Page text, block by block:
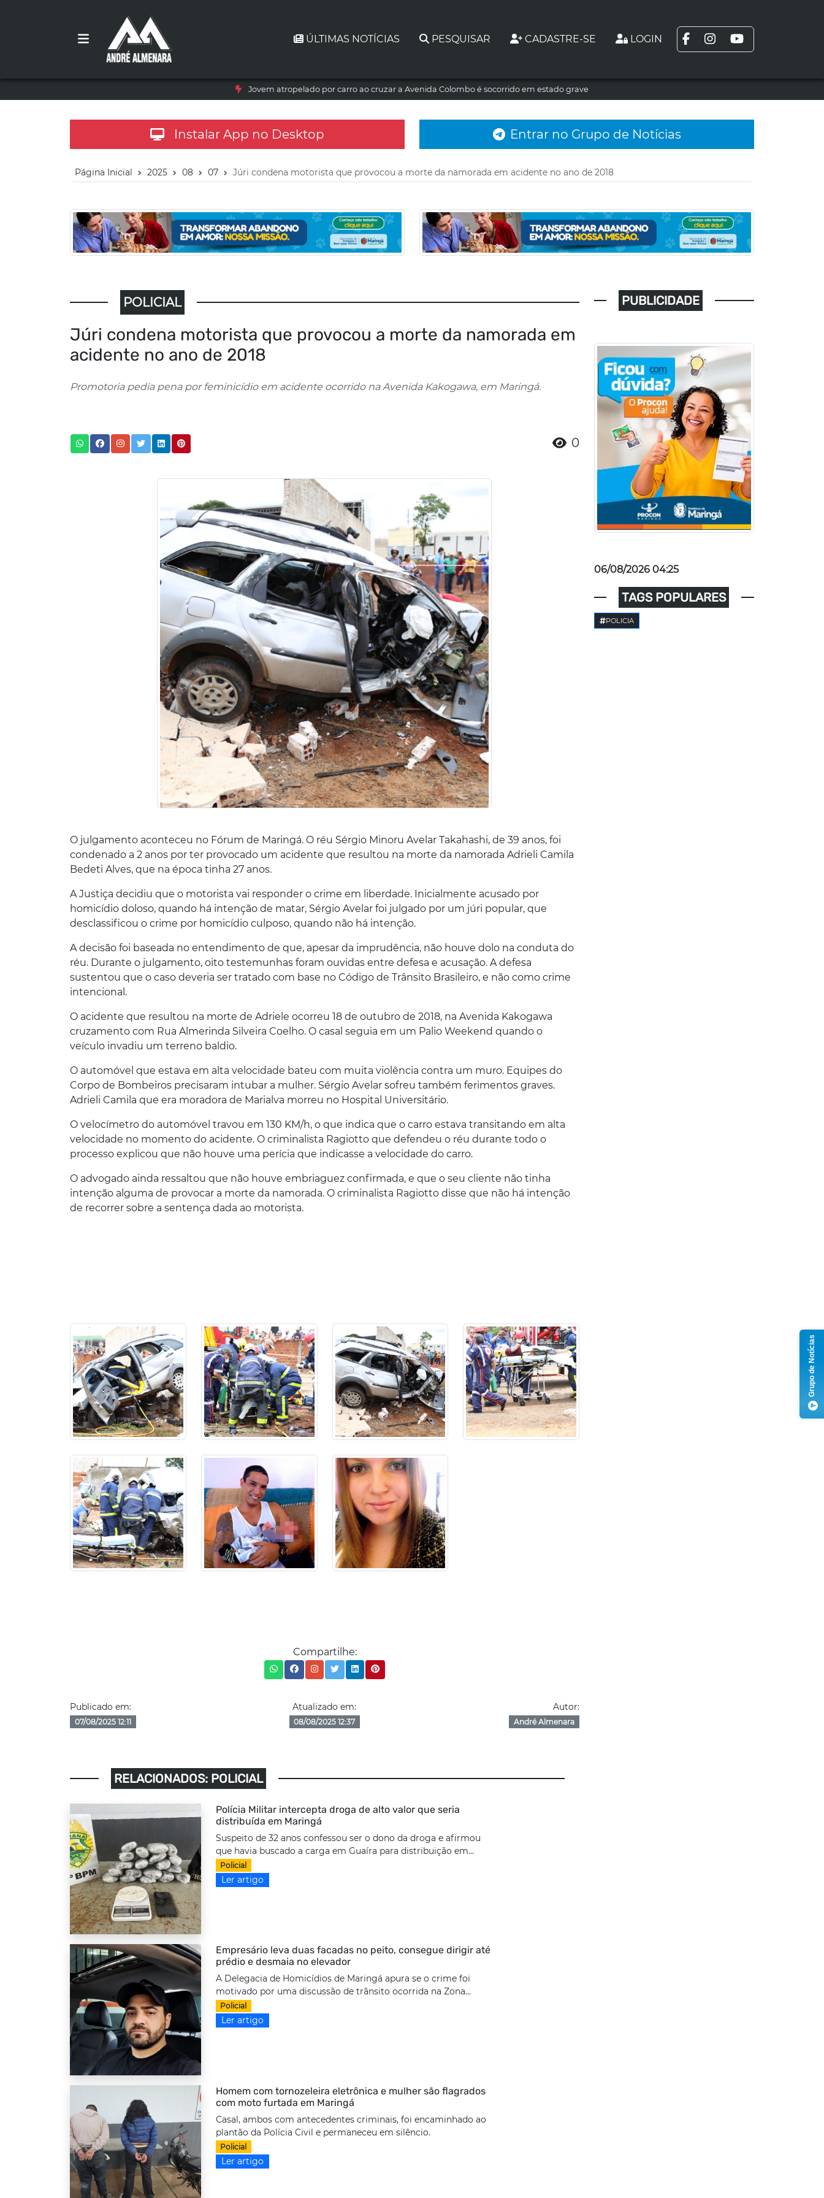
ÚLTIMAS NOTÍCIAS PESQUISAR CADASTRE-SE LOGIN
Jovem atropelado por carro ao cruzar a Avenida Colombo é socorrido em estado grave
Instalar App no Desktop Entrar no Grupo de Notícias
Página Inicial 2025 08 07 Júri condena motorista que provocou a morte da namorada em acidente no ano de 2018
POLICIAL
Júri condena motorista que provocou a morte da namorada em
acidente no ano de 2018
Promotoria pedia pena por feminicídio em acidente ocorrido na Avenida Kakogawa, em Maringá.
0
O julgamento aconteceu no Fórum de Maringá. O réu Sérgio Minoru Avelar Takahashi, de 39 anos, foi
condenado a 2 anos por ter provocado um acidente que resultou na morte da namorada Adrieli Camila
Bedeti Alves, que na época tinha 27 anos.
A Justiça decidiu que o motorista vai responder o crime em liberdade. Inicialmente acusado por
homicídio doloso, quando há intenção de matar, Sérgio Avelar foi julgado por um júri popular, que
desclassificou o crime por homicídio culposo, quando não há intenção.
A decisão foi baseada no entendimento de que, apesar da imprudência, não houve dolo na conduta do
réu. Durante o julgamento, oito testemunhas foram ouvidas entre defesa e acusação. A defesa
sustentou que o caso deveria ser tratado com base no Código de Trânsito Brasileiro, e não como crime
intencional.
O acidente que resultou na morte de Adriele ocorreu 18 de outubro de 2018, na Avenida Kakogawa
cruzamento com Rua Almerinda Silveira Coelho. O casal seguia em um Palio Weekend quando o
veículo invadiu um terreno baldio.
O automóvel que estava em alta velocidade bateu com muita violência contra um muro. Equipes do
Corpo de Bombeiros precisaram intubar a mulher. Sérgio Avelar sofreu também ferimentos graves.
Adrieli Camila que era moradora de Marialva morreu no Hospital Universitário.
O velocímetro do automóvel travou em 130 KM/h, o que indica que o carro estava transitando em alta
velocidade no momento do acidente. O criminalista Ragiotto que defendeu o réu durante todo o
processo explicou que não houve uma perícia que indicasse a velocidade do carro.
O advogado ainda ressaltou que não houve embriaguez confirmada, e que o seu cliente não tinha
intenção alguma de provocar a morte da namorada. O criminalista Ragiotto disse que não há intenção
de recorrer sobre a sentença dada ao motorista.
Compartilhe:
Publicado em:
07/08/2025 12:11
Atualizado em:
08/08/2025 12:37
Autor:
André Almenara
RELACIONADOS: POLICIAL
Polícia Militar intercepta droga de alto valor que seria
distribuída em Maringá
Suspeito de 32 anos confessou ser o dono da droga e afirmou
que havia buscado a carga em Guaíra para distribuição em...
Policial
Ler artigo
Empresário leva duas facadas no peito, consegue dirigir até
prédio e desmaia no elevador
A Delegacia de Homicídios de Maringá apura se o crime foi
motivado por uma discussão de trânsito ocorrida na Zona...
Policial
Ler artigo
Homem com tornozeleira eletrônica e mulher são flagrados
com moto furtada em Maringá
Casal, ambos com antecedentes criminais, foi encaminhado ao
plantão da Polícia Civil e permaneceu em silêncio.
Policial
Ler artigo
PUBLICIDADE
06/08/2026 04:25
TAGS POPULARES
POLICIA
Grupo de Notícias